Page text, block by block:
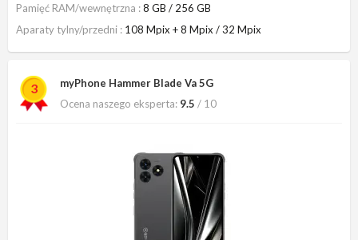
Pamięć RAM/wewnętrzna
8 GB / 256 GB
Aparaty tylny/przedni
108 Mpix + 8 Mpix / 32 Mpix
3
myPhone Hammer Blade Va 5G
Ocena naszego eksperta: 9.5 / 10